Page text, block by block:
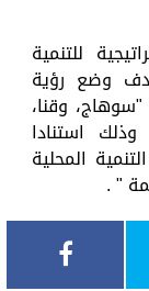
للتنمية
تستهدف وضع رؤية
وقنا،
حتى نهاية 2030م، وذلك استنادا
المحلية
" .